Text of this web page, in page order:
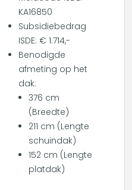
KA16850
Subsidiebedrag
ISDE: € 1.714,-
Benodigde
afmeting op het
dak:
376 cm
(Breedte)
211 cm (Lengte
schuindak)
152 cm (Lengte
platdak)